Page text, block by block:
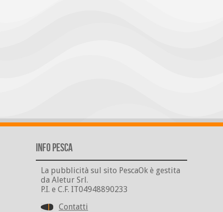
Info Pesca
La pubblicità sul sito PescaOk è gestita
da Aletur Srl.
P.I. e C.F. IT04948890233
Contatti